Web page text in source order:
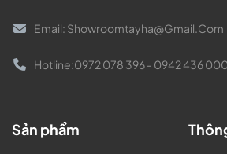
Email: Showroomtayha@gmail.com
Hotline:0972 078 396 - 0942 436 000
Sản phẩm